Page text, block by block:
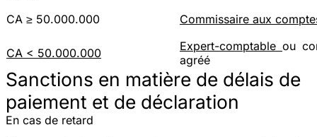
CA ≥ 50.000.000 Commissaire aux
CA < 50.000.000 Expert-comptable ou
agréé
Sanctions en matière de délais de
paiement et de déclaration
En cas de retard